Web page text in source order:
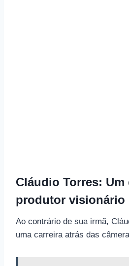
Cláudio Torres: Um
produtor visionário
Ao contrário de sua irmã,
uma carreira atrás das